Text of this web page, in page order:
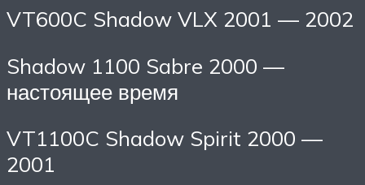
VT600C Shadow VLX 2001 — 2002
Shadow 1100 Sabre 2000 —
настоящее время
VT1100C Shadow Spirit 2000 —
2001